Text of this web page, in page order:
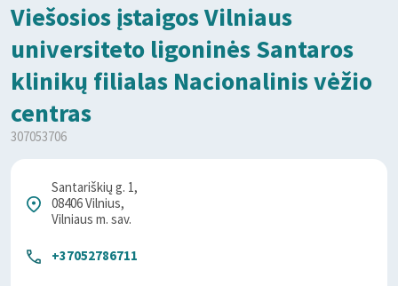
Viešosios įstaigos Vilniaus
universiteto ligoninės Santaros
klinikų filialas Nacionalinis vėžio
centras
307053706
Santariškių g. 1,
08406 Vilnius,
Vilniaus m. sav.
+37052786711